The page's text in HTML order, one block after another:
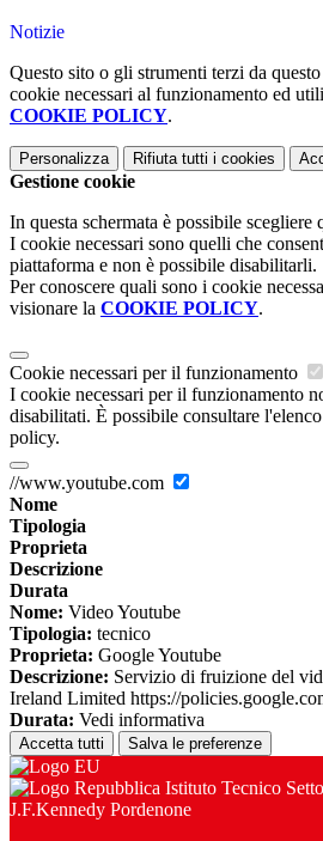
Notizie
Questo sito o gli strumenti terzi da
cookie necessari al funzionamento ed
COOKIE POLICY.
Personalizza Rifiuta tutti i cookies
Gestione cookie
In questa schermata è possibile scegliere
I cookie necessari sono quelli che
piattaforma e non è possibile disabilitarli.
Per conoscere quali sono i cookie
visionare la COOKIE POLICY.
Cookie necessari per il funzionamento
I cookie necessari per il funzionamento
disabilitati. È possibile consultare
policy.
//www.youtube.com
Nome
Tipologia
Proprieta
Descrizione
Durata
Nome: Video Youtube
Tipologia: tecnico
Proprieta: Google Youtube
Descrizione: Servizio di fruizione del
Ireland Limited https://
Durata: Vedi informativa
Accetta tutti Salva le preferenze
Istituto Tecnico
J.F.Kennedy Pordenone